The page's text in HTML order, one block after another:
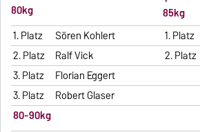
80kg
85kg
1. Platz
Sören Kohlert 1. Platz
2. Platz
Ralf Vick 2. Platz
3. Platz
Florian Eggert
3. Platz
Robert Glaser
80-90kg